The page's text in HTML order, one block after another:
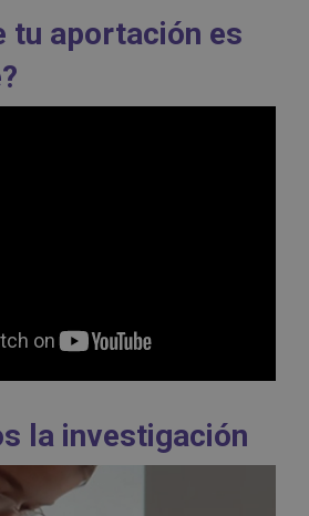
tu aportación es
la investigación